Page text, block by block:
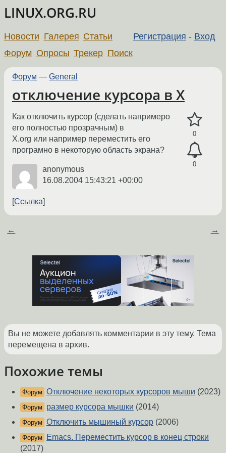
LINUX.ORG.RU
Регистрация - Вход
Новости Галерея Статьи
Форум Опросы Трекер Поиск
Форум — General
отключение курсора в X
0
0
Как отключить курсор (сделать напримеро
его полностью прозрачным) в
X.org или например переместить его
програмно в некоторую область экрана?
anonymous
16.08.2004 15:43:21 +00:00
Ссылка
← →
Вы не можете добавлять комментарии в эту тему. Тема
перемещена в архив.
Похожие темы
Форум Отключение некоторых курсоров мыши (2023)
Форум размер курсора мышки (2014)
Форум Отключить мышиный курсор (2006)
Форум
Emacs. Переместить курсор в конец строки
(2017)